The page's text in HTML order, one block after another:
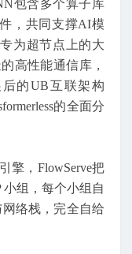
包含多个算子库
，共同支撑AI模
为超节点上的大
高性能通信库，
后的UB互联架构
的全面分
擎，FlowServe把
小组，每个小组自
网络栈，完全自给